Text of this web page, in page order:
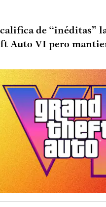
de “inéditas”
Auto VI pero